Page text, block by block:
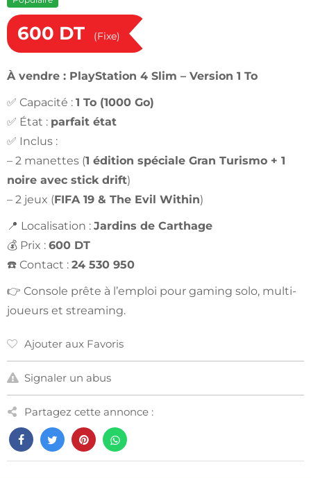
600 DT (Fixe)
À vendre : PlayStation 4 Slim – Version 1 To
✅ Capacité : 1 To (1000 Go)
✅ État : parfait état
✅ Inclus :
– 2 manettes (1 édition spéciale Gran Turismo + 1
noire avec stick drift)
– 2 jeux (FIFA 19 & The Evil Within)
📍 Localisation : Jardins de Carthage
💰 Prix : 600 DT
☎️ Contact : 24 530 950
👉 Console prête à l’emploi pour gaming solo, multi-
joueurs et streaming.
Ajouter aux Favoris
Signaler un abus
Partagez cette annonce :